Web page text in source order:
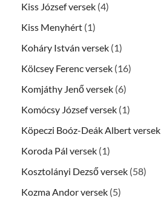
Kiss József versek (4)
Kiss Menyhért (1)
Koháry István versek (1)
Kölcsey Ferenc versek (16)
Komjáthy Jenő versek (6)
Komócsy József versek (1)
Köpeczi Boóz-Deák Albert versek
Koroda Pál versek (1)
Kosztolányi Dezső versek (58)
Kozma Andor versek (5)